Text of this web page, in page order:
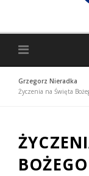
Grzegorz Nieradka
Życzenia na Święta